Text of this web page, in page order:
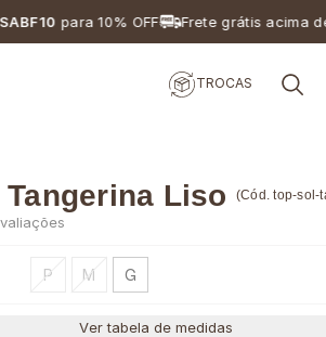
para 10% OFF Frete grátis acima de R$
TROCAS
Tangerina Liso (Cód.top-sol-
P M G
Ver tabela de medidas